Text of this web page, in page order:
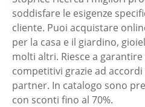
soddisfare le esigenze
cliente. Puoi acquistare
per la casa e il giardino,
molti altri. Riesce a
competitivi grazie ad
partner. In catalogo sono
con sconti fino al 70%.